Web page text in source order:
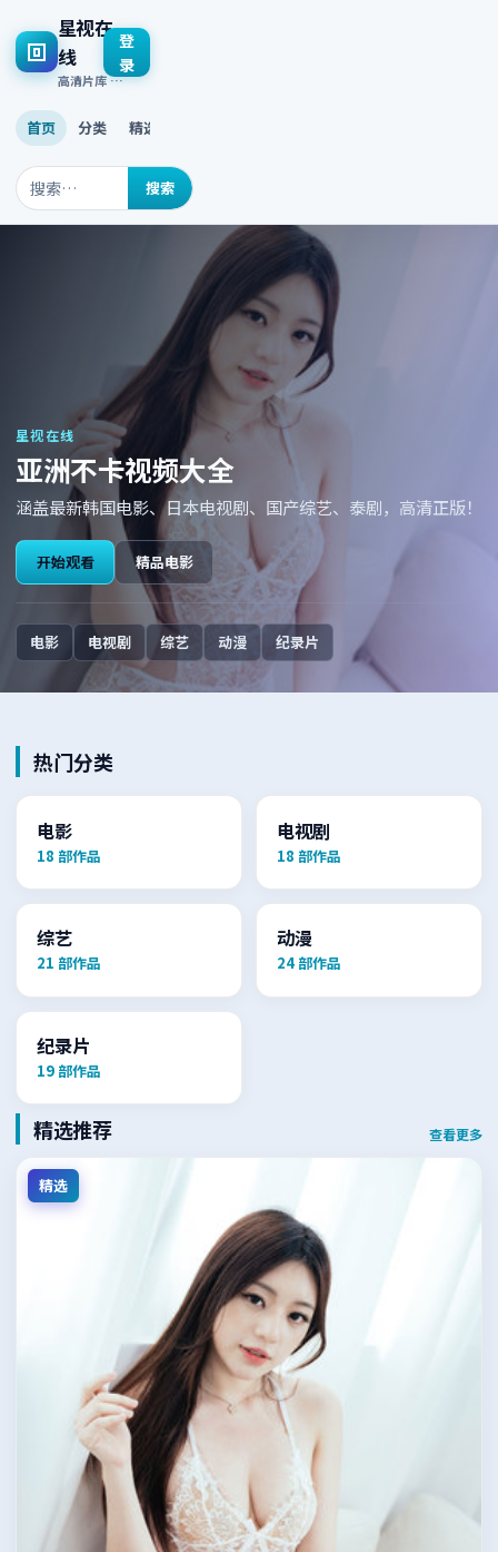
星视在
线
高清片库 · 多终端流畅播放
首页 分类 精选
搜索
登
录
星视在线
亚洲不卡视频大全
涵盖最新韩国电影、日本电视剧、国产综艺、泰剧，高清正版！
开始观看 精品电影
电影 电视剧 综艺 动漫 纪录片
热门分类
电影
18 部作品
电视剧
18 部作品
综艺
21 部作品
动漫
24部作品
纪录片
19 部作品
精选推荐 查看更多
精选